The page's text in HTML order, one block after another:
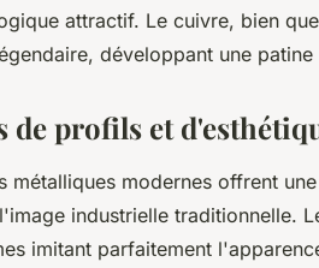
attractif. Le cuivre, bien
développant une
de profils et
métalliques modernes offrent
industrielle traditionnelle.
imitant parfaitement